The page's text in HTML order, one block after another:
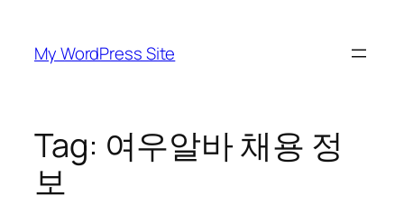
content
My WordPress Site
Tag: 여우알바 채용 정
보